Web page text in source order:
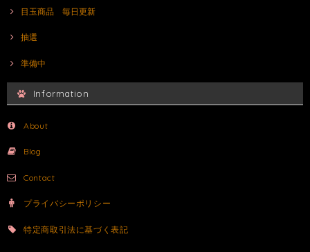
目玉商品 毎日更新
抽選
準備中
Information
About
Blog
Contact
プライバシーポリシー
特定商取引法に基づく表記